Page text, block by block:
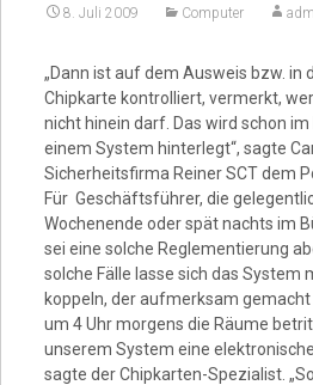
Video
8. Juli 2009 Computer
„Dann ist auf dem Ausweis bzw. in
Chipkarte kontrolliert, vermerkt,
nicht hinein darf. Das wird schon
einem System hinterlegt“, sagte
Sicherheitsfirma Reiner SCT dem
Für Geschäftsführer, die
Wochenende oder spät nachts im
sei eine solche Reglementierung
solche Fälle lasse sich das System
koppeln, der aufmerksam
um 4 Uhr morgens die Räume
unserem System eine
sagte der Chipkarten-Spezialist.